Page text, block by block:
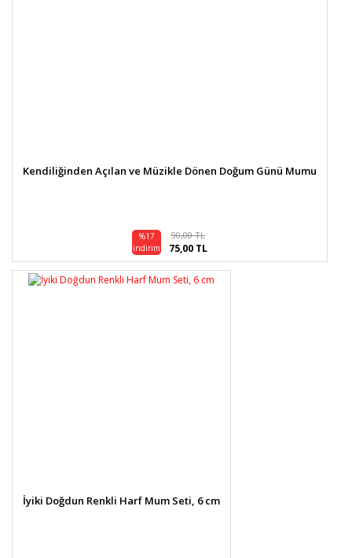
Kendiliğinden Açılan ve Müzikle Dönen Doğum Günü Mumu
%17
indirim
90,00 TL
75,00 TL
İyiki Doğdun Renkli Harf Mum Seti, 6 cm